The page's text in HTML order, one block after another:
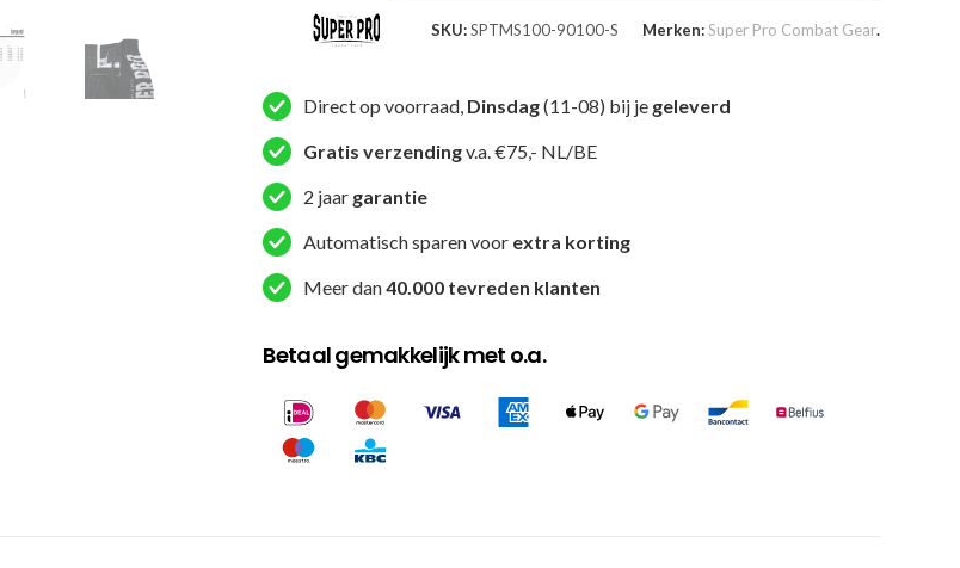
Combat
MMA
broekje
-
-
Zwart
Wit
SKU:SPTMS100-90100-S Merken:Super Pro Combat Gear.
Direct op voorraad, Dinsdag(11-08) bij je geleverd
Gratis verzendingv.a. €75,- NL/BE
2 jaar garantie
Automatisch sparen voor extra korting
Meer dan40.000 tevreden klanten
Betaal gemakkelijk met o.a.